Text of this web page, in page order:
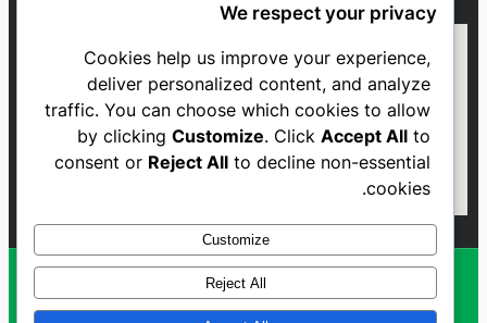
Al Najmah FC - 2023
We respect your privacy
Cookies help us improve your experience,
deliver personalized content, and analyze
traffic. You can choose which cookies to allow
by clickingCustomize. ClickAccept All to
consent or Reject All to decline non-essential
cookies.
Customize
Reject All